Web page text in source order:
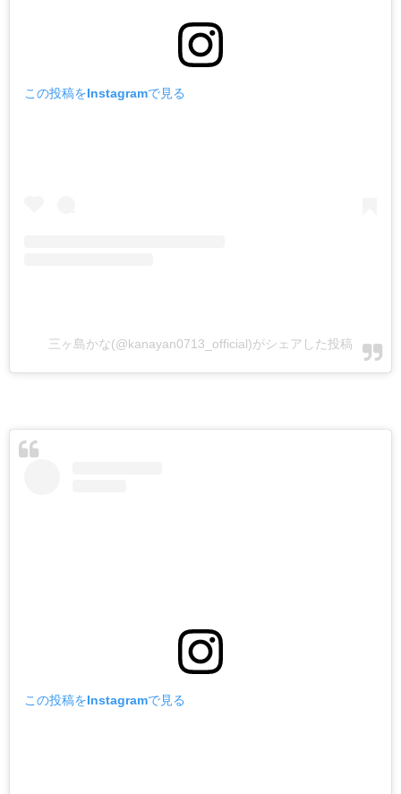
この投稿をInstagramで見る
三ヶ島かな(@kanayan0713_official)がシェアした投稿
この投稿をInstagramで見る